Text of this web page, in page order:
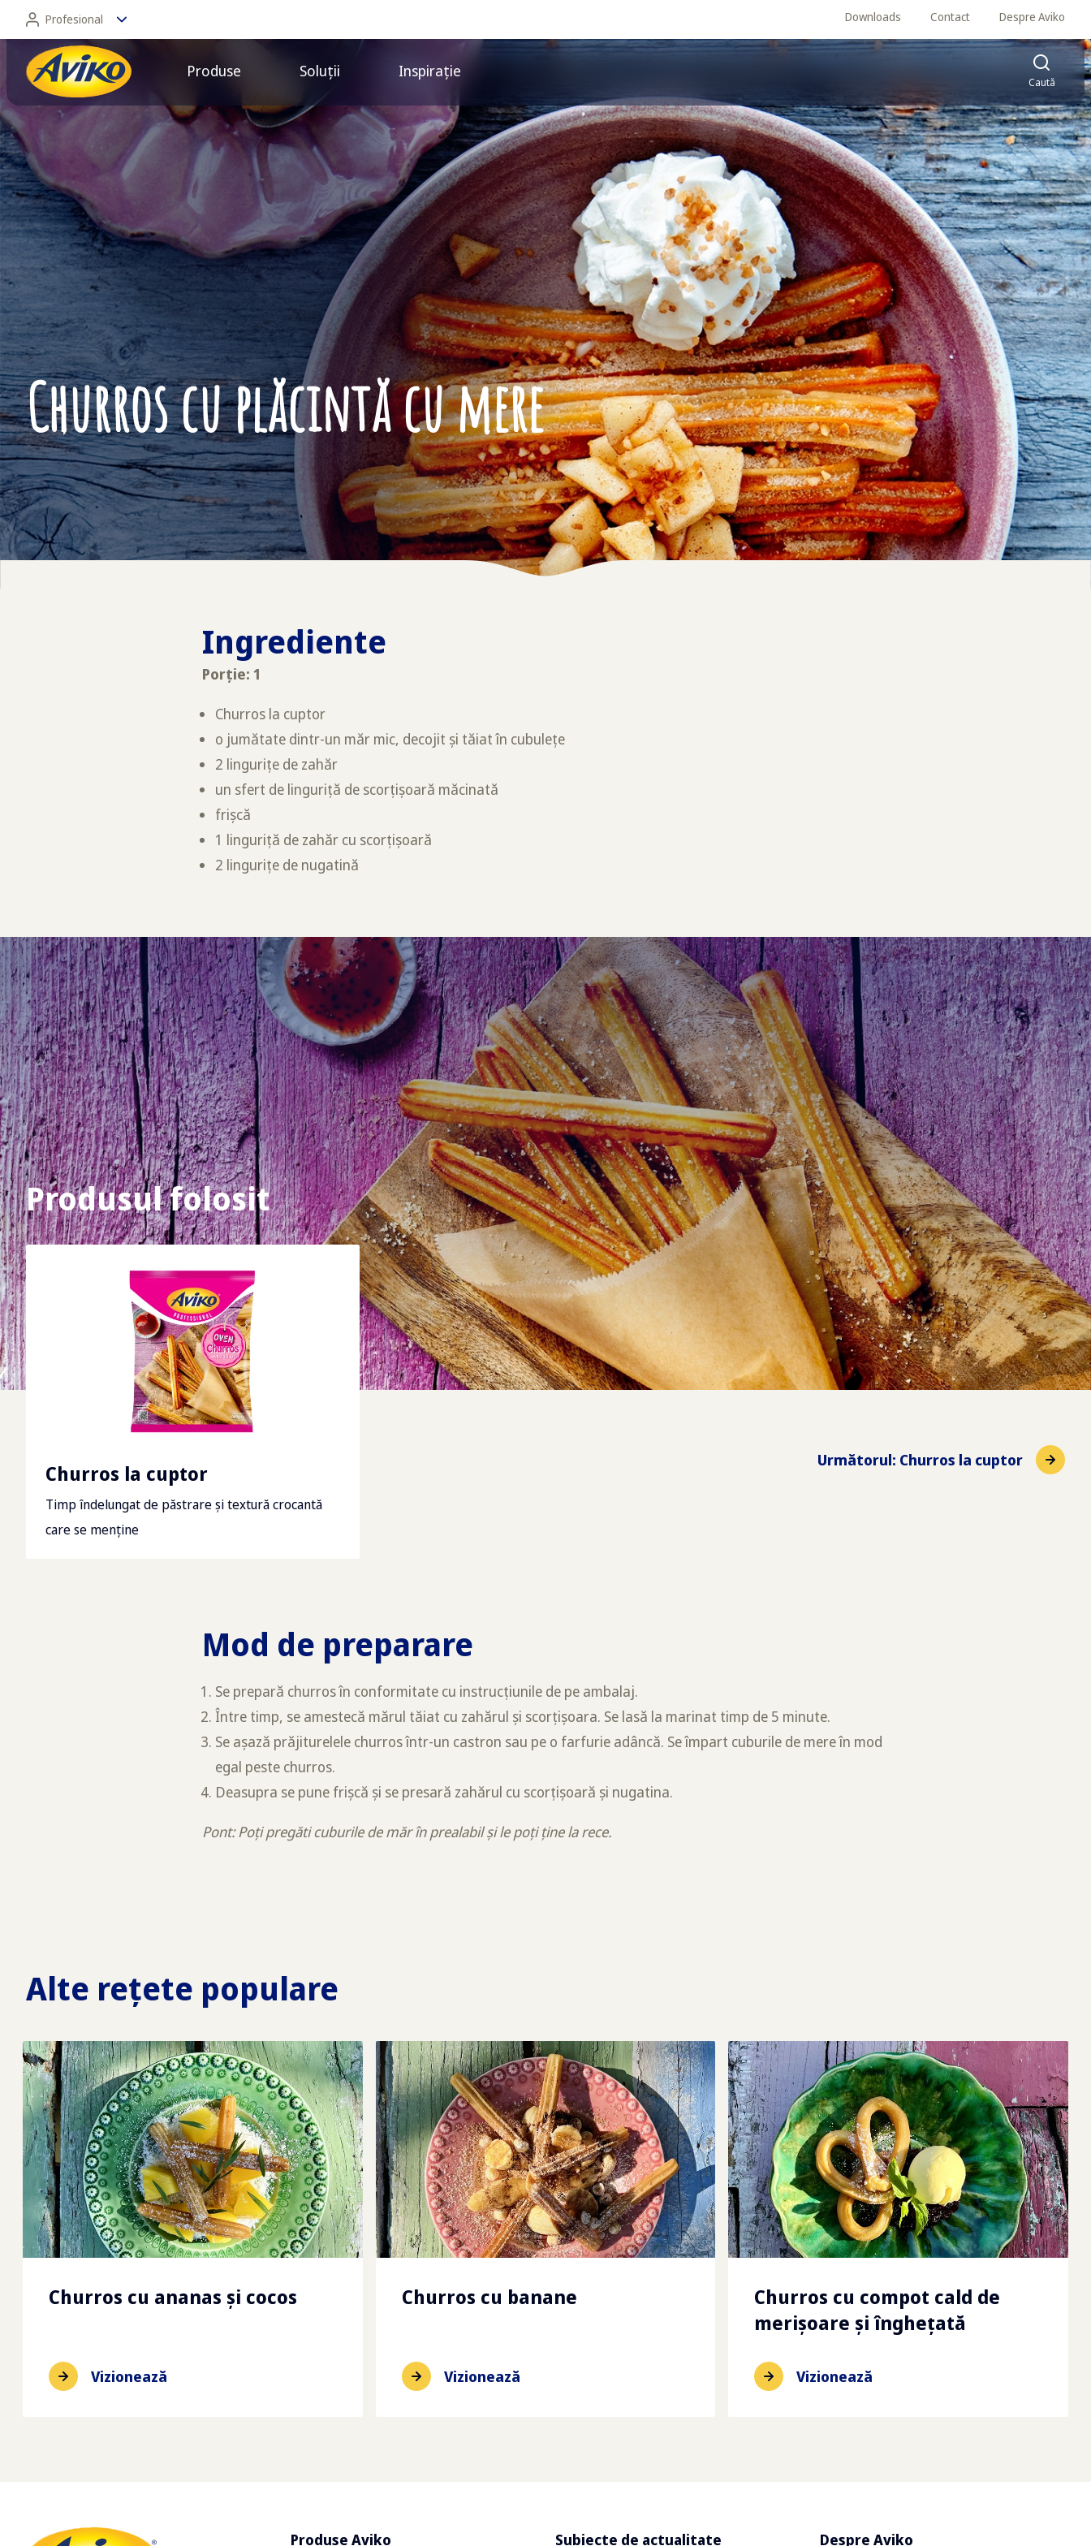
Profesional
Profesional
Consumator
Downloads Contact Despre Aviko
Produse Soluții Inspirație
Caută
Churros cu plăcintă cu mere
Ingrediente
Porție: 1
Churros la cuptor
o jumătate dintr-un măr mic, decojit și tăiat în cubulețe
2 lingurițe de zahăr
un sfert de linguriță de scorțișoară măcinată
frișcă
1 linguriță de zahăr cu scorțișoară
2 lingurițe de nugatină
Următorul: Churros la cuptor
Produsul folosit
Churros la cuptor
Timp îndelungat de păstrare și textură crocantă
care se menține
Mod de preparare
Se prepară churros în conformitate cu instrucțiunile de pe ambalaj.
Între timp, se amestecă mărul tăiat cu zahărul și scorțișoara. Se lasă la marinat timp de 5 minute.
Se așază prăjiturelele churros într-un castron sau pe o farfurie adâncă. Se împart cuburile de mere în mod
egal peste churros.
Deasupra se pune frișcă și se presară zahărul cu scorțișoară și nugatina.
Pont: Poți pregăti cuburile de măr în prealabil și le poți ține la rece.
Alte rețete populare
Churros cu ananas și cocos
Vizionează
Churros cu banane
Vizionează
Churros cu compot cald de
merișoare și înghețată
Vizionează
Produse Aviko Subiecte de actualitate Despre Aviko